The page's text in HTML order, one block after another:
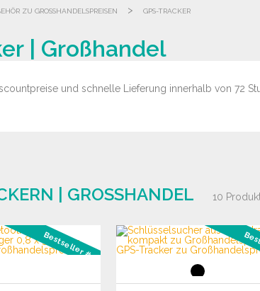
ZU GROSSHANDELSPREISEN > GPS-TRACKER
| Großhandel
und schnelle Lieferung innerhalb von 72
| GROSSHANDEL 10
Bestseller #2